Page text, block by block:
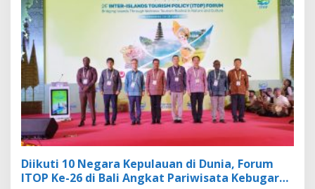
Diikuti 10 Negara Kepulauan di Dunia, Forum
ITOP Ke-26 di Bali Angkat Pariwisata Kebugaran